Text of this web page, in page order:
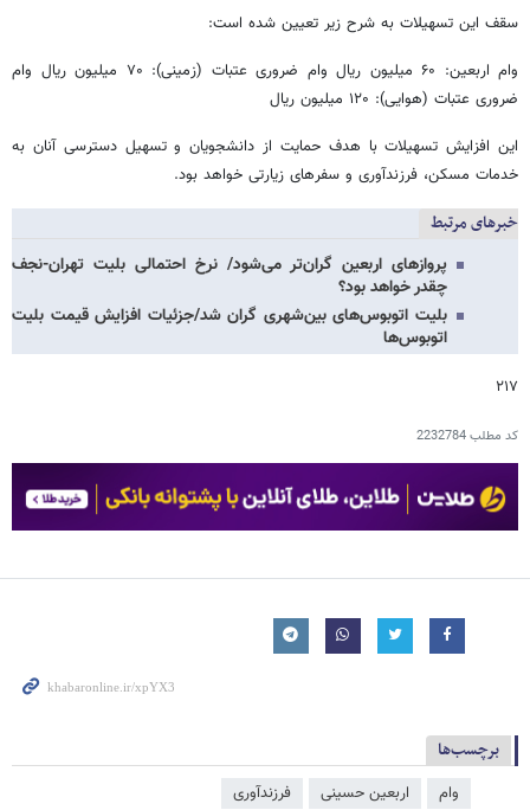
سقف این تسهیلات به شرح زیر تعیین شده است:
وام اربعین: ۶۰ میلیون ریال وام ضروری عتبات (زمینی): ۷۰ میلیون ریال وام
ضروری عتبات (هوایی): ۱۲۰ میلیون ریال
این افزایش تسهیلات با هدف حمایت از دانشجویان و تسهیل دسترسی آنان به
خدمات مسکن، فرزندآوری و سفرهای زیارتی خواهد بود.
خبرهای مرتبط
پروازهای اربعین گران‌تر می‌شود/ نرخ احتمالی بلیت تهران-نجف
چقدر خواهد بود؟
بلیت اتوبوس‌های بین‌شهری گران شد/جزئیات افزایش قیمت بلیت
اتوبوس‌ها
۲۱۷
کد مطلب2232784
برچسب‌ها
وام اربعین حسینی فرزندآوری